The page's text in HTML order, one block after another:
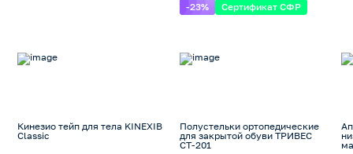
Кинезио тейп для тела KINEXIB
Classic
-23% Сертификат СФР
Полустельки ортопедические
для закрытой обуви ТРИВЕС
СТ-201